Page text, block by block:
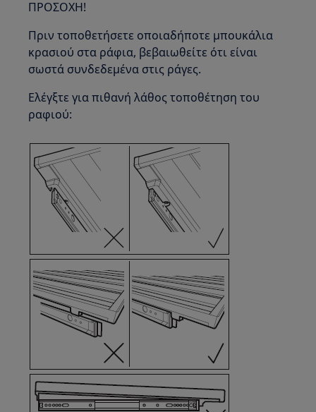
ΠΡΟΣΟΧΗ!
Πριν τοποθετήσετε οποιαδήποτε μπουκάλια
κρασιού στα ράφια, βεβαιωθείτε ότι είναι
σωστά συνδεδεμένα στις ράγες.
Ελέγξτε για πιθανή λάθος τοποθέτηση του
ραφιού: